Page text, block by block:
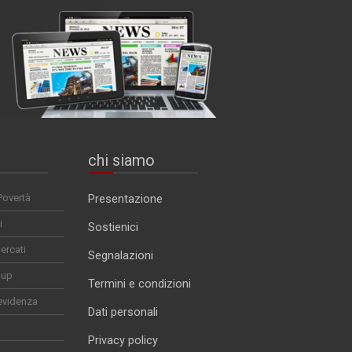
chi siamo
Presentazione
Sostienici
Segnalazioni
Termini e condizioni
Dati personali
Privacy policy